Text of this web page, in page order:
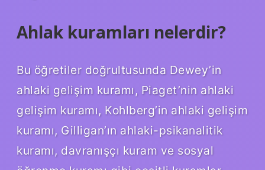
Ahlak kuramları nelerdir?
Bu öğretiler doğrultusunda Dewey’in
ahlaki gelişim kuramı, Piaget’nin ahlaki
gelişim kuramı, Kohlberg’in ahlaki gelişim
kuramı, Gilligan’ın ahlaki-psikanalitik
kuramı, davranışçı kuram ve sosyal